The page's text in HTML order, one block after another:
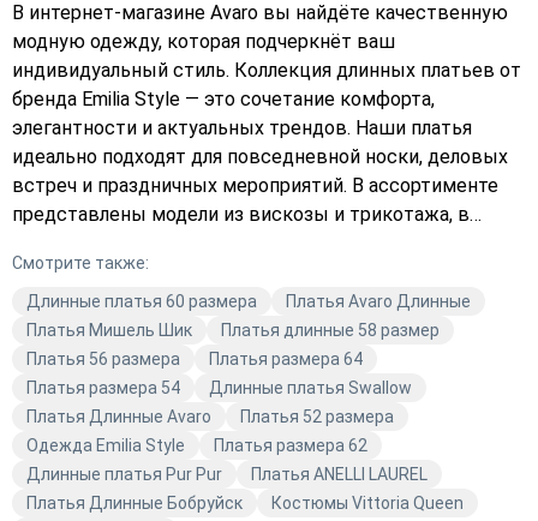
В интернет-магазине Avaro вы найдёте качественную
модную одежду, которая подчеркнёт ваш
индивидуальный стиль. Коллекция длинных платьев от
бренда Emilia Style — это сочетание комфорта,
элегантности и актуальных трендов. Наши платья
идеально подходят для повседневной носки, деловых
встреч и праздничных мероприятий. В ассортименте
представлены модели из вискозы и трикотажа, в
разноцветные варианты. Подчеркните свою
индивидуальность с одеждой от Avaro!
Смотрите также:
Длинные платья 60 размера
Платья Avaro Длинные
Платья Мишель Шик
Платья длинные 58 размер
Платья 56 размера
Платья размера 64
Платья размера 54
Длинные платья Swallow
Платья Длинные Avaro
Платья 52 размера
Одежда Emilia Style
Платья размера 62
Длинные платья Pur Pur
Платья ANELLI LAUREL
Платья Длинные Бобруйск
Костюмы Vittoria Queen